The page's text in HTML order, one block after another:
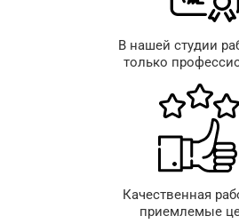
В нашей студии
только
Качественная
приемлемые